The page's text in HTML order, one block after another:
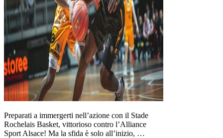
Preparati a immergerti nell’azione con il Stade
Rochelais Basket, vittorioso contro l’Alliance
Sport Alsace! Ma la sfida è solo all’inizio, …